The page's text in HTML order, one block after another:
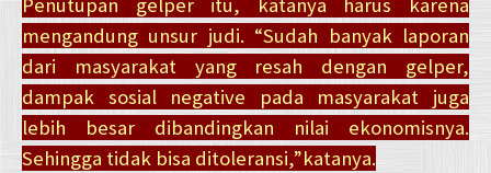
Penutupan gelper itu, katanya harus karena
mengandung unsur judi. “Sudah banyak laporan
dari masyarakat yang resah dengan gelper,
dampak sosial negative pada masyarakat juga
lebih besar dibandingkan nilai ekonomisnya.
Sehingga tidak bisa ditoleransi,”katanya.